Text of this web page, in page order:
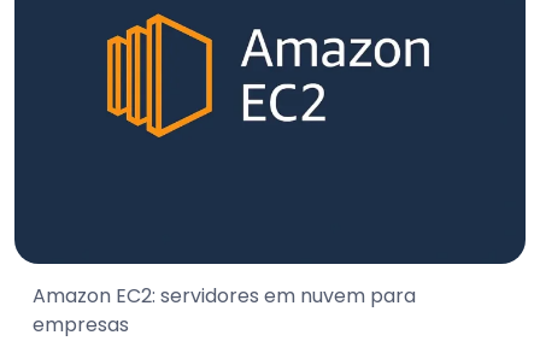
Amazon EC2: servidores em nuvem para
empresas